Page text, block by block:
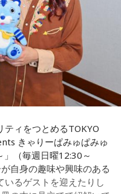
方の出席は少なくな
も、出席される方の数
。
度は手を合わせたいと
た言葉を胸に刻みたい
の時、列車を発車させな
りくんのお話を聞くこ
ディレクター・千原徹
ちゃんくらいの世代で
挙がり、その後、ゆと
のレイジさんが
やすそうな人だなと思っ
て「物心ついたときか
。同世代で誕生日も11カ
カルチャー・ファッシ
いたことも判明し、2人
りくんは「僕はスナッ
ティをつとめるTOKYO
きゃりーぱみゅぱみゅ
（毎週日曜12:30～
自身の趣味や興味のある
いるゲストを迎えたりし